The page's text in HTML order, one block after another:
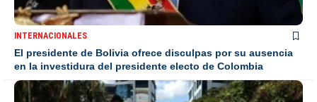
INTERNACIONALES
El presidente de Bolivia ofrece disculpas por su ausencia
en la investidura del presidente electo de Colombia